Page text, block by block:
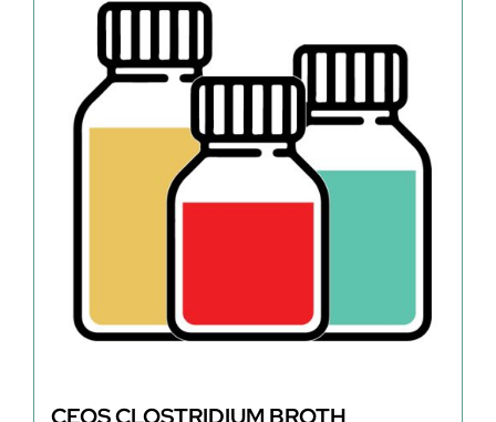
CEOS CLOSTRIDIUM BROTH